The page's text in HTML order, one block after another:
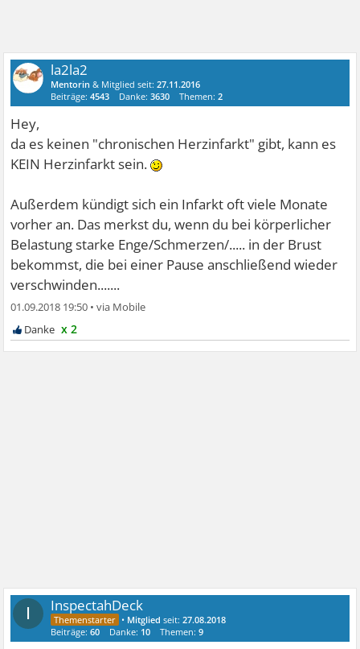
la2la2
Mentorin & Mitglied seit:27.11.2016
Beiträge:4543 Danke:3630 Themen:2
Hey,
da es keinen "chronischen Herzinfarkt" gibt, kann es
KEIN Herzinfarkt sein.
Außerdem kündigt sich ein Infarkt oft viele Monate
vorher an. Das merkst du, wenn du bei körperlicher
Belastung starke Enge/Schmerzen/..... in der Brust
bekommst, die bei einer Pause anschließend wieder
verschwinden.......
01.09.2018 19:50 •
x 2
I InspectahDeck
• Mitglied seit:27.08.2018
Beiträge:60 Danke: 10 Themen:9